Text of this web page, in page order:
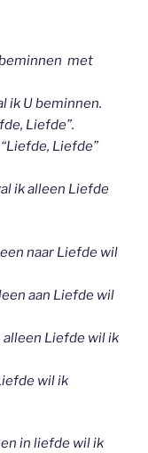
beminnen met
ik U beminnen.
Liefde”.
Liefde”
ik alleen Liefde
naar Liefde wil
aan Liefde wil
alleen Liefde wil ik
wil ik
in liefde wil ik